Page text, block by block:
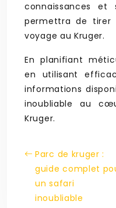
connaissances et
permettra de tirer
voyage au Kruger.
En planifiant
en utilisant
informations
inoubliable au
Kruger.
Parc de kruger :
guide complet
un safari
inoubliable